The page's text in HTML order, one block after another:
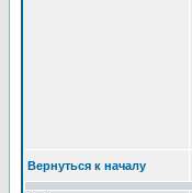
Вернуться к началу